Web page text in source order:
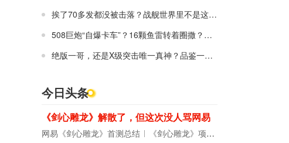
挨了70多发都没被击落？战舰世界里不是这样的！
508巨炮“自爆卡车”？16颗鱼雷转着圈撒？这些奇葩居然是战列舰！
绝版一哥，还是X级突击唯一真神？品鉴一下上分必备神船！
今日头条
《剑心雕龙》解散了，但这次没人骂网易
网易《剑心雕龙》首测总结 《剑心雕龙》项目宣布解散